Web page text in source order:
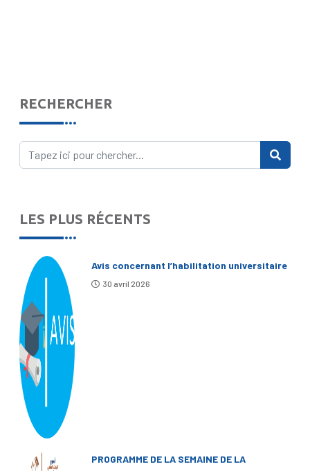
RECHERCHER
LES PLUS RÉCENTS
Avis concernant l’habilitation universitaire
30 avril 2026
PROGRAMME DE LA SEMAINE DE LA